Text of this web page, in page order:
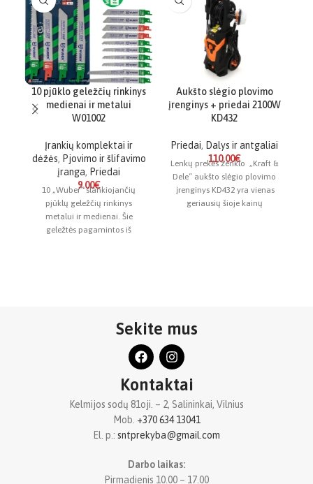
10 pjūklo geležčių rinkinys
medienai ir metalui
W01002
Įrankių komplektai ir
dėžės, Pjovimo ir šlifavimo
įranga, Priedai
9.00€
10 „Wuber“ slankiojančių
pjūklų geležčių rinkinys
metalui ir medienai. Šie
geležtės pagamintos iš
Aukšto slėgio plovimo
įrenginys + priedai 2100W
KD432
Priedai, Dalys ir antgaliai
110.00€
Lenkų prekės ženklo „Kraft &
Dele“ aukšto slėgio plovimo
įrenginys KD432 yra vienas
geriausių šioje kainų
Sekite mus
Kontaktai
Kelmijos sodų 81oji. – 2, Salininkai, Vilnius
Mob. +370 634 13041
El. p.: sntprekyba@gmail.com
Darbo laikas:
Pirmadienis 10.00 – 17.00